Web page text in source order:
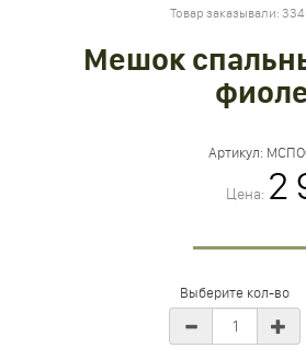
Товар заказывали:
Мешок
Артикул:
Цена: 2
Выберите кол-во